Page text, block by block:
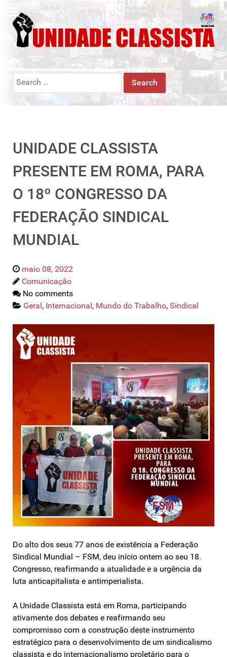
Search
UNIDADE CLASSISTA
PRESENTE EM ROMA, PARA
O 18º CONGRESSO DA
FEDERAÇÃO SINDICAL
MUNDIAL
maio 08, 2022
Comunicação
No comments
Geral, Internacional, Mundo do Trabalho, Sindical
Do alto dos seus 77 anos de existência a Federação
Sindical Mundial – FSM, deu início ontem ao seu 18.
Congresso, reafirmando a atualidade e a urgência da
luta anticapitalista e antimperialista.
A Unidade Classista está em Roma, participando
ativamente dos debates e reafirmando seu
compromisso com a construção deste instrumento
estratégico para o desenvolvimento de um sindicalismo
classista e do internacionalismo proletário para o